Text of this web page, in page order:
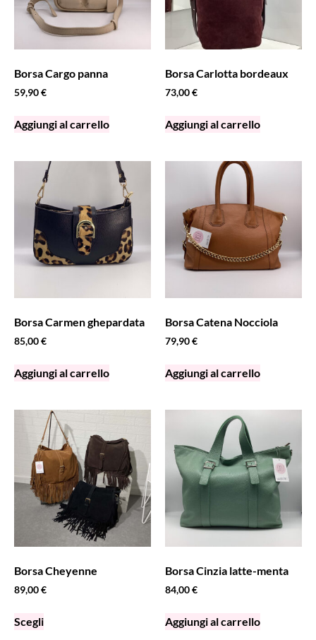
Borsa Cargo panna
59,90€
Aggiungi al carrello
Borsa Carlotta bordeaux
73,00€
Aggiungi al carrello
Borsa Carmen ghepardata
85,00€
Aggiungi al carrello
Borsa Catena Nocciola
79,90€
Aggiungi al carrello
Borsa Cheyenne
89,00€
Scegli
Borsa Cinzia latte-menta
84,00€
Aggiungi al carrello